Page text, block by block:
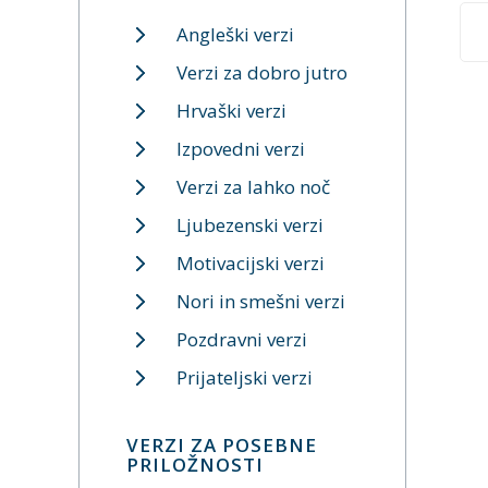
Angleški verzi
Verzi za dobro jutro
Hrvaški verzi
Izpovedni verzi
Verzi za lahko noč
Ljubezenski verzi
Motivacijski verzi
Nori in smešni verzi
Pozdravni verzi
Prijateljski verzi
VERZI ZA POSEBNE
PRILOŽNOSTI